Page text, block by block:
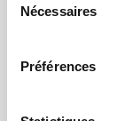
Nécessaires
Préférences
👋 Attends
Profite de